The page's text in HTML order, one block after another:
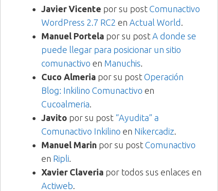
Javier Vicente por su post Comunactivo
WordPress 2.7 RC2 en Actual World
Manuel Portela por su post A donde se
puede llegar para posicionar un sitio
comunactivo en Manuchis
Cuco Almeria por su post Operación
Blog: Inkilino Comunactivo en
Cucoalmeria
Javito por su post “Ayudita” a
Comunactivo Inkilino en Nikercadiz
Manuel Marin por su post Comunactivo
en Ripli
Xavier Claveria por todos sus enlaces en
Actiweb